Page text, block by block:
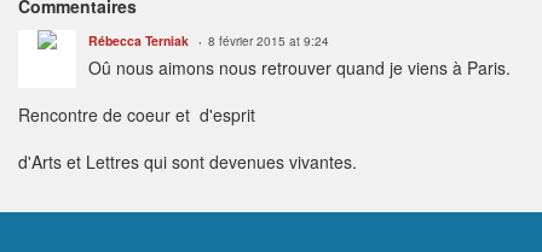
Commentaires
Rébecca Terniak 8 février 2015 at 9:24
Oû nous aimons nous retrouver quand je viens à Paris.
Rencontre de coeur et d'esprit
d'Arts et Lettres qui sont devenues vivantes.